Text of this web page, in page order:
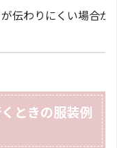
伝わりにくい場合が
ときの服装例